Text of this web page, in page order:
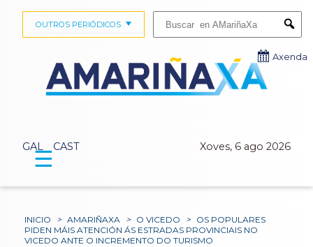
GAL CAST Xoves, 6 ago 2026
OUTROS PERIÓDICOS
Axenda
☰
INICIO > AMARIÑAXA > O VICEDO > OS POPULARES
PIDEN MÁIS ATENCIÓN ÁS ESTRADAS PROVINCIAIS NO
VICEDO ANTE O INCREMENTO DO TURISMO